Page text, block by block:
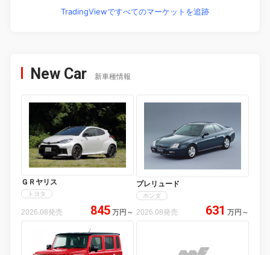
TradingViewですべてのマーケットを追跡
New Car 新車種情報
ＧＲヤリス
トヨタ
2026.08発売 845 万円 ～
プレリュード
ホンダ
2026.08発売 631 万円 ～